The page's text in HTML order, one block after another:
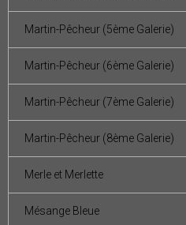
Martin-Pêcheur (5ème Galerie)
Martin-Pêcheur (6ème Galerie)
Martin-Pêcheur (7ème Galerie)
Martin-Pêcheur (8ème Galerie)
Merle et Merlette
Mésange Bleue